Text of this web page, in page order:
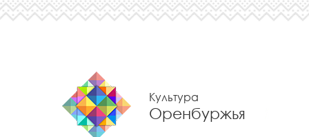
Культура
Оренбуржья